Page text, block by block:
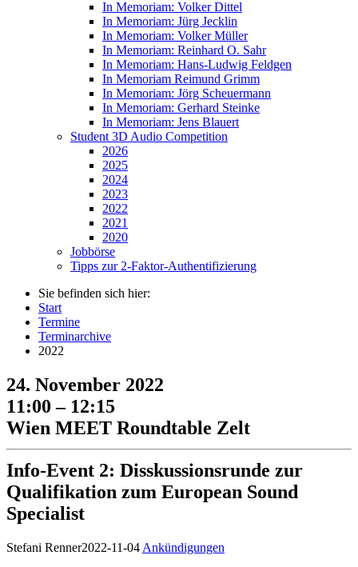
In Memoriam: Volker Dittel
In Memoriam: Jürg Jecklin
In Memoriam: Volker Müller
In Memoriam: Reinhard O. Sahr
In Memoriam: Hans-Ludwig Feldgen
In Memoriam Reimund Grimm
In Memoriam: Jörg Scheuermann
In Memoriam: Gerhard Steinke
In Memoriam: Jens Blauert
Student 3D Audio Competition
2026
2025
2024
2023
2022
2021
2020
Jobbörse
Tipps zur 2-Faktor-Authentifizierung
Sie befinden sich hier:
Start
Termine
Terminarchive
2022
24. November 2022
11:00 – 12:15
Wien MEET Roundtable Zelt
Info-Event 2: Disskussionsrunde zur
Qualifikation zum European Sound
Specialist
Stefani Renner2022-11-04 Ankündigungen